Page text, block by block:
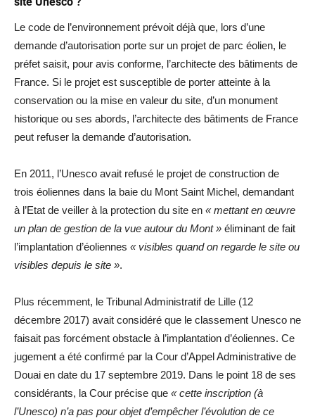
Le code de l’environnement prévoit déjà que, lors d’une
demande d’autorisation porte sur un projet de parc éolien, le
préfet saisit, pour avis conforme, l’architecte des bâtiments de
France. Si le projet est susceptible de porter atteinte à la
conservation ou la mise en valeur du site, d’un monument
historique ou ses abords, l’architecte des bâtiments de France
peut refuser la demande d’autorisation.
En 2011, l’Unesco avait refusé le projet de construction de
trois éoliennes dans la baie du Mont Saint Michel, demandant
à l’Etat de veiller à la protection du site en « mettant en œuvre
un plan de gestion de la vue autour du Mont » éliminant de fait
l’implantation d’éoliennes « visibles quand on regarde le site ou
visibles depuis le site ».
Plus récemment, le Tribunal Administratif de Lille (12
décembre 2017) avait considéré que le classement Unesco ne
faisait pas forcément obstacle à l’implantation d’éoliennes. Ce
jugement a été confirmé par la Cour d’Appel Administrative de
Douai en date du 17 septembre 2019. Dans le point 18 de ses
considérants, la Cour précise que « cette inscription (à
l’Unesco) n’a pas pour objet d’empêcher l’évolution de ce